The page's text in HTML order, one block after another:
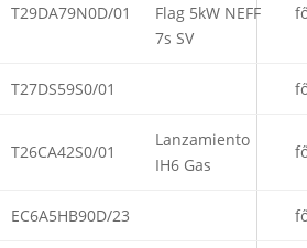
T29DA79N0D/01
Flag 5kW NEFF
7s SV
T27DS59S0/01
T26CA42S0/01
Lanzamiento
IH6 Gas
EC6A5HB90D/23